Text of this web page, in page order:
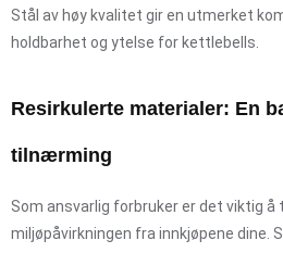
Stål av høy kvalitet gir en utmerket
holdbarhet og ytelse for kettlebells.
Resirkulerte materialer: En
tilnærming
Som ansvarlig forbruker er det viktig å
miljøpåvirkningen fra innkjøpene dine.